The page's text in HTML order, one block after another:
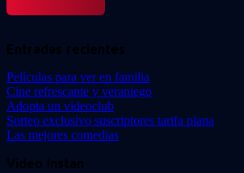
Entradas recientes
Películas para ver en familia
Cine refrescante y veraniego
Adopta un videoclub
Sorteo exclusivo suscriptores tarifa plana
Las mejores comedias
Video Instan